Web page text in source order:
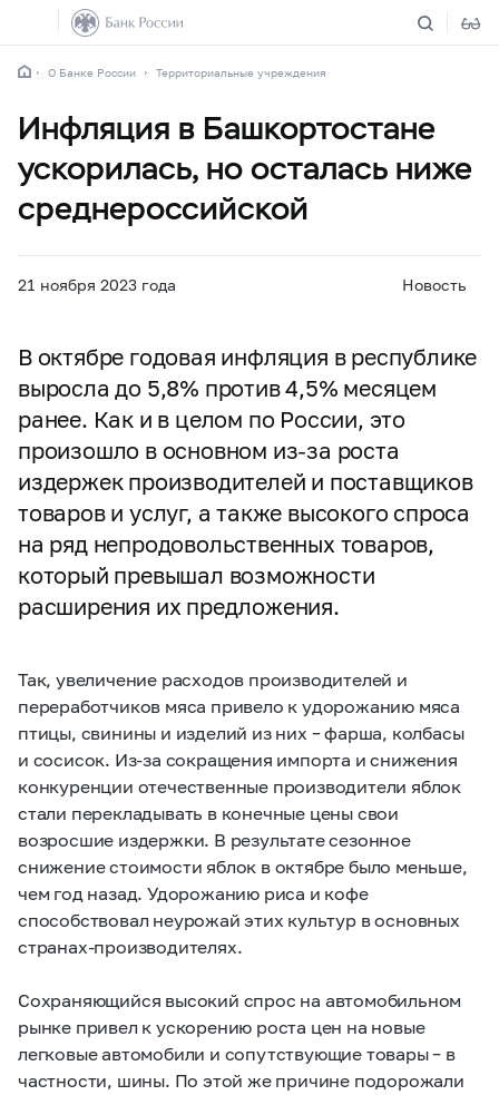
О Банке России Территориальные учреждения
Инфляция в Башкортостане
ускорилась, но осталась ниже
среднероссийской
21 ноября 2023 года Новость
В октябре годовая инфляция в республике
выросла до 5,8% против 4,5% месяцем
ранее. Как и в целом по России, это
произошло в основном из-за роста
издержек производителей и поставщиков
товаров и услуг, а также высокого спроса
на ряд непродовольственных товаров,
который превышал возможности
расширения их предложения.
Так, увеличение расходов производителей и
переработчиков мяса привело к удорожанию мяса
птицы, свинины и изделий из них – фарша, колбасы
и сосисок. Из-за сокращения импорта и снижения
конкуренции отечественные производители яблок
стали перекладывать в конечные цены свои
возросшие издержки. В результате сезонное
снижение стоимости яблок в октябре было меньше,
чем год назад. Удорожанию риса и кофе
способствовал неурожай этих культур в основных
странах-производителях.
Сохраняющийся высокий спрос на автомобильном
рынке привел к ускорению роста цен на новые
легковые автомобили и сопутствующие товары – в
частности, шины. По этой же причине подорожали